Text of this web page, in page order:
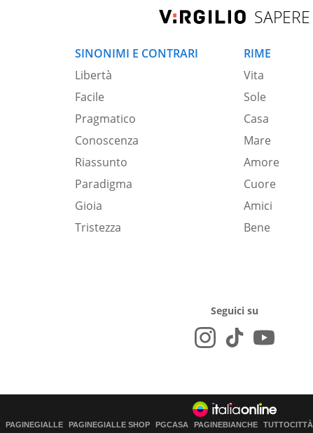
SAPERE
SINONIMI E CONTRARI
Libertà
Facile
Pragmatico
Conoscenza
Riassunto
Paradigma
Gioia
Tristezza
RIME
Vita
Sole
Casa
Mare
Amore
Cuore
Amici
Bene
Seguici su
PAGINEGIALLE PAGINEGIALLE SHOP PGCASA PAGINEBIANCHE TUTTOCITTÀ